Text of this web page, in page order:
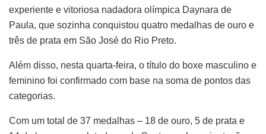
experiente e vitoriosa nadadora olímpica Daynara de
Paula, que sozinha conquistou quatro medalhas de ouro e
três de prata em São José do Rio Preto.
Além disso, nesta quarta-feira, o título do boxe masculino e
feminino foi confirmado com base na soma de pontos das
categorias.
Com um total de 37 medalhas – 18 de ouro, 5 de prata e